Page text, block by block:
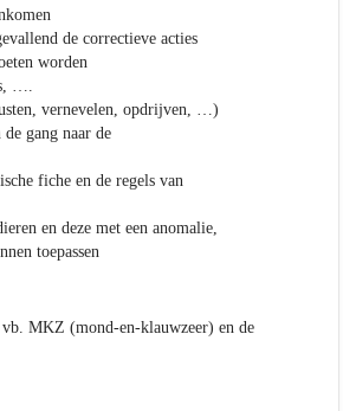
de correctieve acties
worden
….
vernevelen, opdrijven, …)
gang naar de
fiche en de regels van
en deze met een anomalie,
toepassen
vb. MKZ (mond-en-klauwzeer) en de